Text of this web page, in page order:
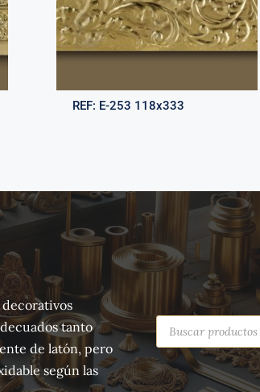
REF: E-253 118x333
decorativos
tanto
de latón, pero
según las
Búsqueda
de
productos